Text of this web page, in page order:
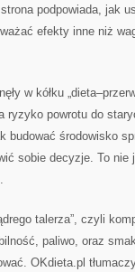
podpowiada, jak
efekty inne niż
w kółku
ryzyko powrotu do
budować środowisko
sobie decyzje. To
talerza”, czyli
paliwo, oraz
OKdieta.pl